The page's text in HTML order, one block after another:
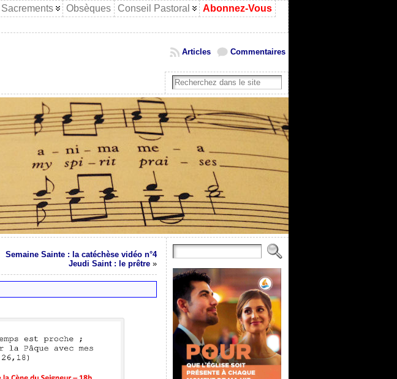
Sacrements Obsèques Conseil Pastoral
Abonnez-Vous
Commentaires
Articles
Semaine Sainte : la catéchèse vidéo n°4
Jeudi Saint : le prêtre »